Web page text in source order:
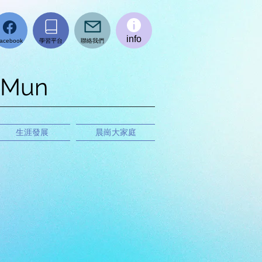
學習平台 聯絡我們 info
生涯發展 晨崗大家庭